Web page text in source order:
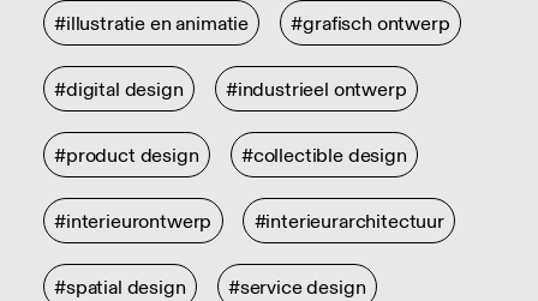
#illustratie en animatie #grafisch ontwerp
#digital design #industrieel ontwerp
#product design #collectible design
#interieurontwerp #interieurarchitectuur
#spatial design #service design